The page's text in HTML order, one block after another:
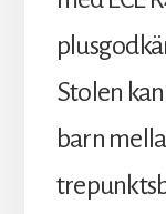
Stolen
barn